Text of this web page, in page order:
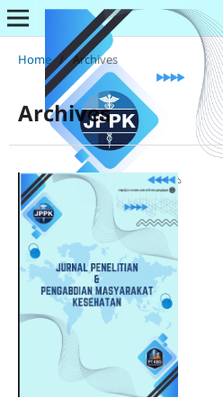
Home / Archives
Archives